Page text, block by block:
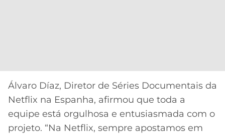
Álvaro Díaz, Diretor de Séries Documentais da
Netflix na Espanha, afirmou que toda a
equipe está orgulhosa e entusiasmada com o
projeto. “Na Netflix, sempre apostamos em